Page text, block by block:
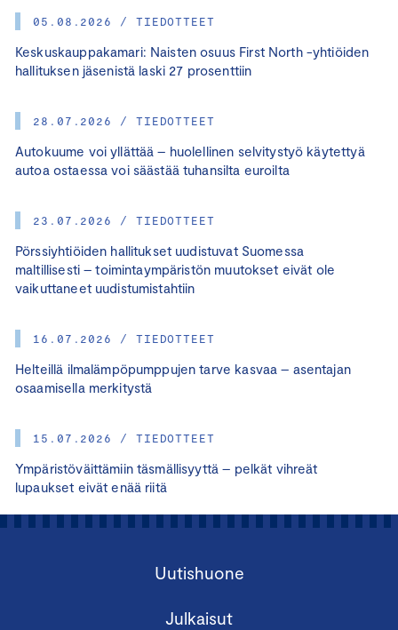
05.08.2026 / TIEDOTTEET
Keskuskauppakamari: Naisten osuus First North -yhtiöiden
hallituksen jäsenistä laski 27 prosenttiin
28.07.2026 / TIEDOTTEET
Autokuume voi yllättää – huolellinen selvitystyö käytettyä
autoa ostaessa voi säästää tuhansilta euroilta
23.07.2026 / TIEDOTTEET
Pörssiyhtiöiden hallitukset uudistuvat Suomessa
maltillisesti – toimintaympäristön muutokset eivät ole
vaikuttaneet uudistumistahtiin
16.07.2026 / TIEDOTTEET
Helteillä ilmalämpöpumppujen tarve kasvaa – asentajan
osaamisella merkitystä
15.07.2026 / TIEDOTTEET
Ympäristöväittämiin täsmällisyyttä – pelkät vihreät
lupaukset eivät enää riitä
Uutishuone
Julkaisut